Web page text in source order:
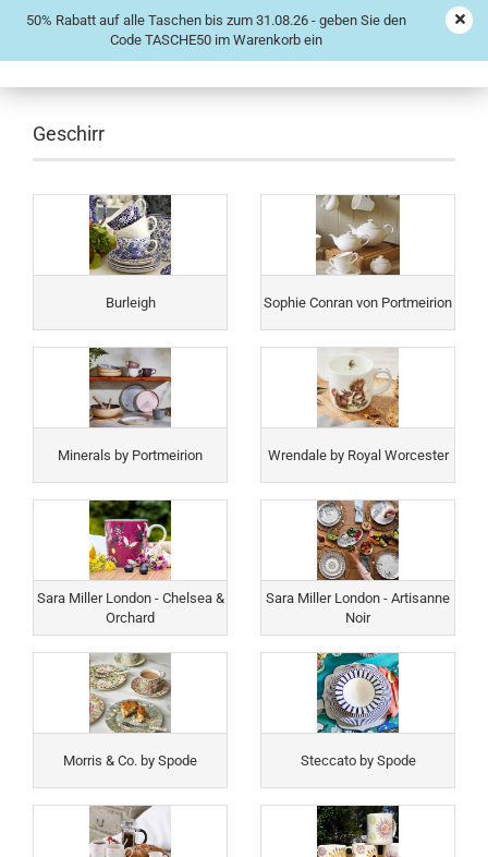
50% Rabatt auf alle Taschen bis zum 31.08.26 - geben Sie den
Code TASCHE50 im Warenkorb ein
Geschirr
Burleigh Sophie Conran von Portmeirion
Minerals by Portmeirion Wrendale by Royal Worcester
Sara Miller London - Chelsea &
Orchard
Sara Miller London - Artisanne
Noir
Morris & Co. by Spode Steccato by Spode